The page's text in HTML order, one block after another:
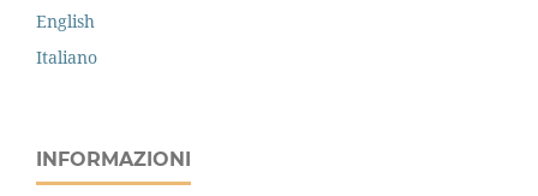
English
Italiano
INFORMAZIONI